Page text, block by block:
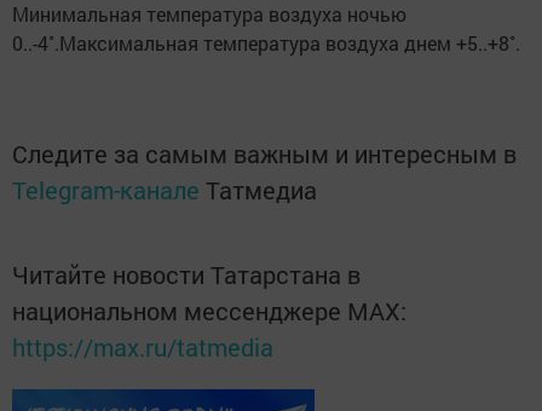
Минимальная температура воздуха ночью
0..-4˚.Максимальная температура воздуха днем +5..+8˚.
Следите за самым важным и интересным в
Telegram-канале Татмедиа
Читайте новости Татарстана в
национальном мессенджере MАХ:
https://max.ru/tatmedia